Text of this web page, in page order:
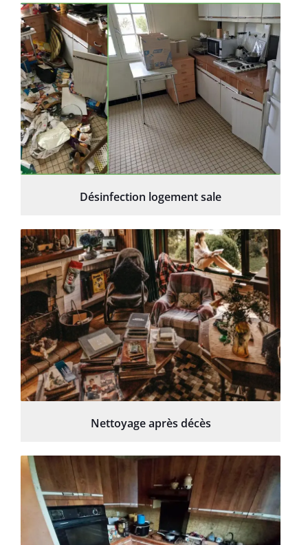
Désinfection logement sale
Nettoyage après décès